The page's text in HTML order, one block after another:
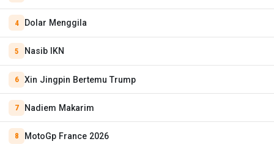
Dolar Menggila
Nasib IKN
Xin Jingpin Bertemu Trump
Nadiem Makarim
MotoGp France 2026